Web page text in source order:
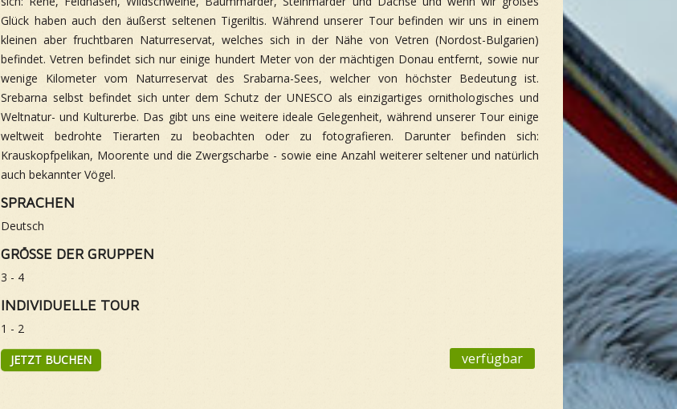
Glück haben auch den äußerst seltenen Tigeriltis. Während unserer Tour befinden wir uns in einem
kleinen aber fruchtbaren Naturreservat, welches sich in der Nähe von Vetren (Nordost-Bulgarien)
befindet. Vetren befindet sich nur einige hundert Meter von der mächtigen Donau entfernt, sowie nur
wenige Kilometer vom Naturreservat des Srabarna-Sees, welcher von höchster Bedeutung ist.
Srebarna selbst befindet sich unter dem Schutz der UNESCO als einzigartiges ornithologisches und
Weltnatur- und Kulturerbe. Das gibt uns eine weitere ideale Gelegenheit, während unserer Tour einige
weltweit bedrohte Tierarten zu beobachten oder zu fotografieren. Darunter befinden sich:
Krauskopfpelikan, Moorente und die Zwergscharbe - sowie eine Anzahl weiterer seltener und natürlich
auch bekannter Vögel.
SPRACHEN
Deutsch
GRÖSSE DER GRUPPEN
3 - 4
INDIVIDUELLE TOUR
1 - 2
verfügbar
JETZT BUCHEN